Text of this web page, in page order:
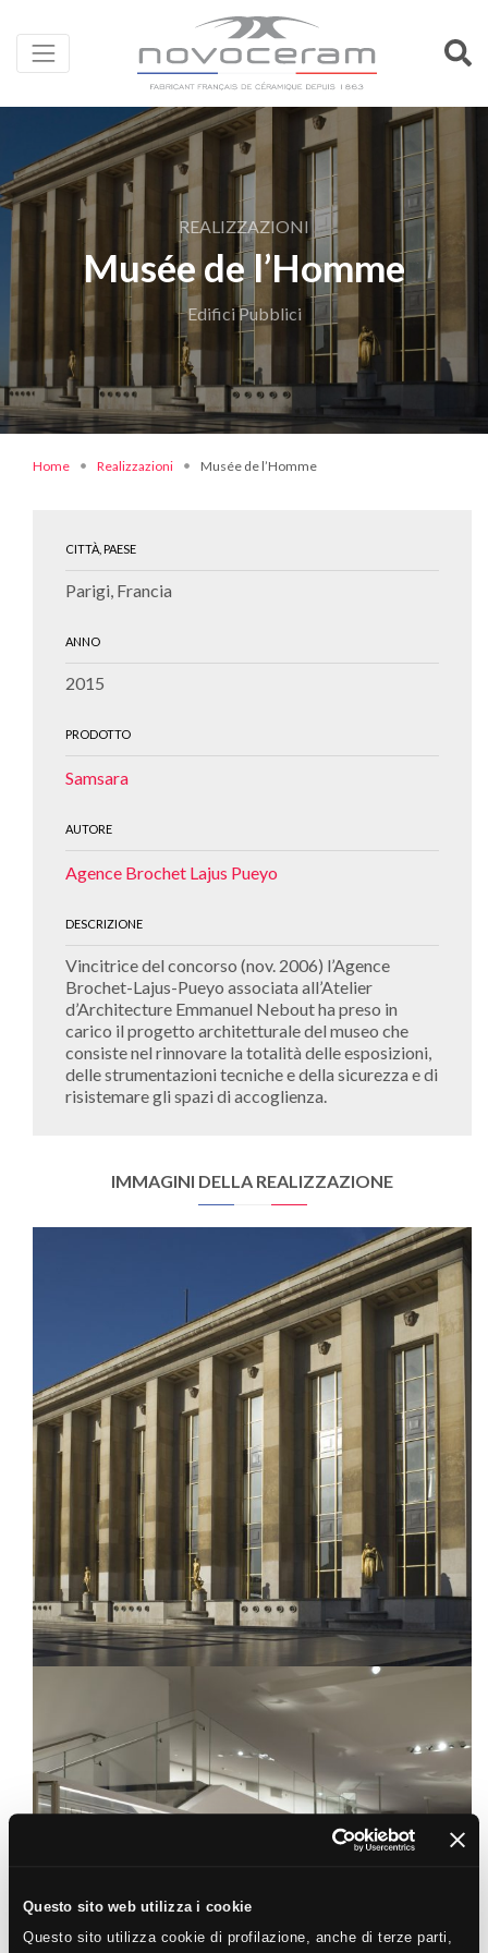
Questo sito web utilizza i cookie
Questo sito utilizza cookie di profilazione, anche di terze parti,
REALIZZAZIONI
Musée de l’Homme
Edifici Pubblici
Home Realizzazioni Musée de l’Homme
CITTÀ, PAESE
Parigi, Francia
ANNO
2015
PRODOTTO
Samsara
AUTORE
Agence Brochet Lajus Pueyo
DESCRIZIONE
Vincitrice del concorso (nov. 2006) l’Agence
Brochet-Lajus-Pueyo associata all’Atelier
d’Architecture Emmanuel Nebout ha preso in
carico il progetto architetturale del museo che
consiste nel rinnovare la totalità delle esposizioni,
delle strumentazioni tecniche e della sicurezza e di
risistemare gli spazi di accoglienza.
IMMAGINI DELLA REALIZZAZIONE